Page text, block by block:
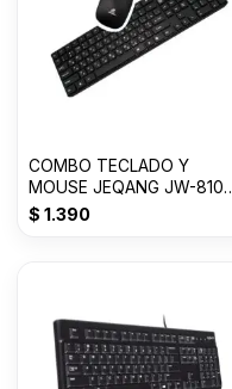
COMBO TECLADO Y
MOUSE JEQANG JW-8100
2.4G 10M USB GTB-14081-
$ 1.390